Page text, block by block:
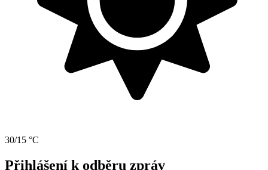
30/15 °C
Přihlášení k odběru zpráv